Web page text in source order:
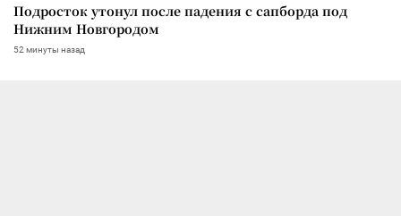
Подросток утонул после падения с сапборда под
Нижним Новгородом
52 минуты назад